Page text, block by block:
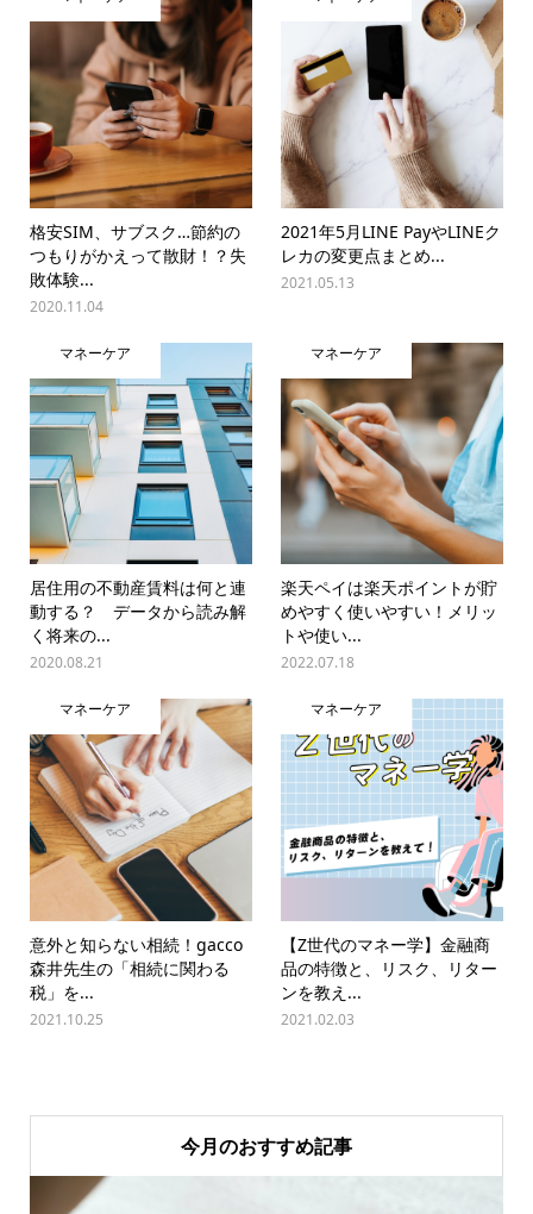
格安SIM、サブスク…節約の
つもりがかえって散財！？失
敗体験...
2020.11.04
2021年5月LINE PayやLINEク
レカの変更点まとめ...
2021.05.13
マネーケア
居住用の不動産賃料は何と連
動する？ データから読み解
く将来の...
2020.08.21
マネーケア
楽天ペイは楽天ポイントが貯
めやすく使いやすい！メリッ
トや使い...
2022.07.18
マネーケア
意外と知らない相続！gacco
森井先生の「相続に関わる
税」を...
2021.10.25
マネーケア
【Z世代のマネー学】金融商
品の特徴と、リスク、リター
ンを教え...
2021.02.03
今月のおすすめ記事